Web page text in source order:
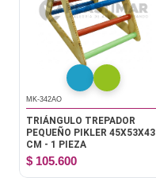
MK-342AO
TRIÁNGULO TREPADOR
PEQUEÑO PIKLER 45X53X43
CM - 1 PIEZA
$ 105.600